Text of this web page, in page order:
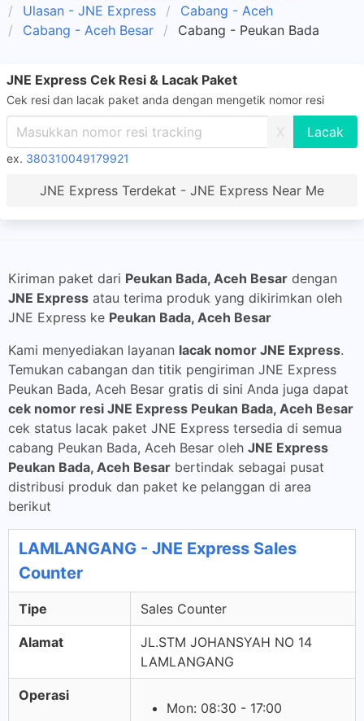
Ulasan - JNE Express
Cabang - Aceh
Cabang - Aceh Besar
Cabang - Peukan Bada
JNE Express Cek Resi & Lacak Paket
Cek resi dan lacak paket anda dengan mengetik nomor resi
X
ex. 380310049179921
JNE Express Terdekat - JNE Express Near Me
Kiriman paket dari Peukan Bada, Aceh Besar dengan
JNE Express atau terima produk yang dikirimkan oleh
JNE Express ke Peukan Bada, Aceh Besar
Kami menyediakan layanan lacak nomor JNE Express.
Temukan cabangan dan titik pengiriman JNE Express
Peukan Bada, Aceh Besar gratis di sini Anda juga dapat
cek nomor resi JNE Express Peukan Bada, Aceh Besar
cek status lacak paket JNE Express tersedia di semua
cabang Peukan Bada, Aceh Besar oleh JNE Express
Peukan Bada, Aceh Besar bertindak sebagai pusat
distribusi produk dan paket ke pelanggan di area
berikut
LAMLANGANG - JNE Express Sales
Counter
Tipe Sales Counter
Alamat
JL.STM JOHANSYAH NO 14
LAMLANGANG
Operasi
Mon: 08:30 - 17:00